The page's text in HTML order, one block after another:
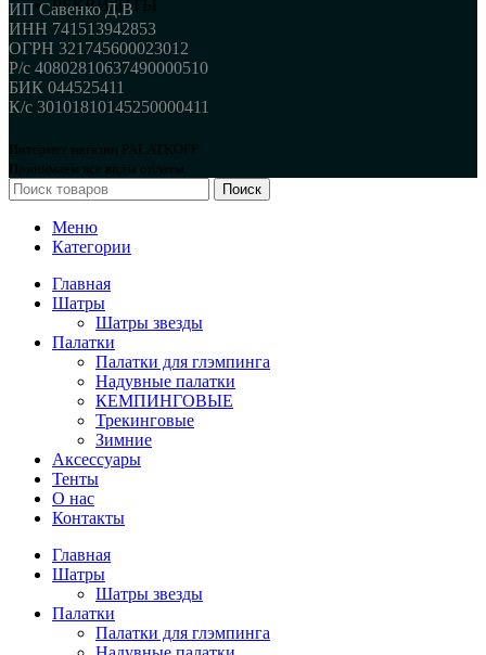
РЕКВИЗИТЫ
ИП Савенко Д.В
ИНН 741513942853
ОГРН 321745600023012
Р/с 40802810637490000510
БИК 044525411
К/с 30101810145250000411
Интернет магазин PALATKOFF
Принимаем все виды оплаты.
Поиск
Меню
Категории
Главная
Шатры
Шатры звезды
Палатки
Палатки для глэмпинга
Надувные палатки
КЕМПИНГОВЫЕ
Трекинговые
Зимние
Аксессуары
Тенты
О нас
Контакты
Главная
Шатры
Шатры звезды
Палатки
Палатки для глэмпинга